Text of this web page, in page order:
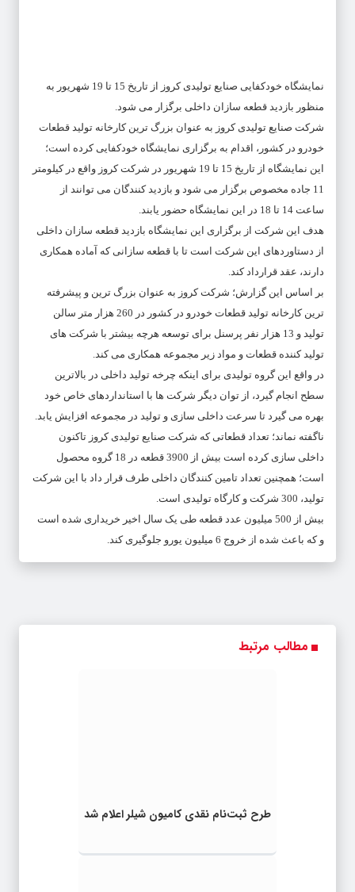
نمایشگاه خودکفایی صنایع تولیدی کروز از تاریخ 15 تا 19 شهریور به
منظور بازدید قطعه سازان داخلی برگزار می شود.
شرکت صنایع تولیدی کروز به عنوان بزرگ ترین کارخانه تولید قطعات
خودرو در کشور، اقدام به برگزاری نمایشگاه خودکفایی کرده است؛
این نمایشگاه از تاریخ 15 تا 19 شهریور در شرکت کروز واقع در کیلومتر
11 جاده مخصوص برگزار می شود و بازدید کنندگان می توانند از
ساعت 14 تا 18 در این نمایشگاه حضور یابند.
هدف این شرکت از برگزاری این نمایشگاه بازدید قطعه سازان داخلی
از دستاوردهای این شرکت است تا با قطعه سازانی که آماده همکاری
دارند، عقد قرارداد کند.
بر اساس این گزارش؛ شرکت کروز به عنوان بزرگ ترین و پیشرفته
ترین کارخانه تولید قطعات خودرو در کشور در 260 هزار متر سالن
تولید و 13 هزار نفر پرسنل برای توسعه هرچه بیشتر با شرکت های
تولید کننده قطعات و مواد زیر مجموعه همکاری می کند.
در واقع این گروه تولیدی برای اینکه چرخه تولید داخلی در بالاترین
سطح انجام گیرد، از توان دیگر شرکت ها با استانداردهای خاص خود
بهره می گیرد تا سرعت داخلی سازی و تولید در مجموعه افزایش یابد.
ناگفته نماند؛ تعداد قطعاتی که شرکت صنایع تولیدی کروز تاکنون
داخلی سازی کرده است بیش از 3900 قطعه در 18 گروه محصول
است؛ همچنین تعداد تامین کنندگان داخلی طرف قرار داد با این شرکت
تولید، 300 شرکت و کارگاه تولیدی است.
بیش از 500 میلیون عدد قطعه طی یک سال اخیر خریداری شده است
و که باعث شده از خروج 6 میلیون یورو جلوگیری کند.
مطالب مرتبط
طرح ثبت‌نام نقدی کامیون شیلر اعلام شد